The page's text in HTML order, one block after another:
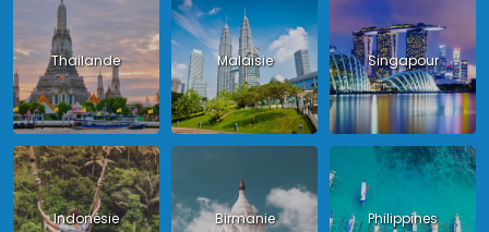
Thailande Malaisie Singapour
Indonésie Birmanie Philippines